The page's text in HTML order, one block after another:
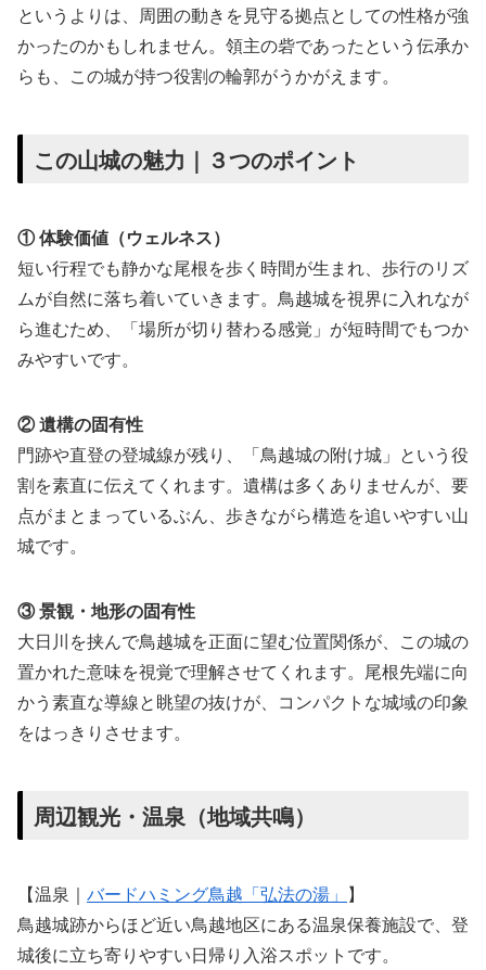
というよりは、周囲の動きを見守る拠点としての性格が強
かったのかもしれません。領主の砦であったという伝承か
らも、この城が持つ役割の輪郭がうかがえます。
この山城の魅力｜３つのポイント
① 体験価値（ウェルネス）
短い行程でも静かな尾根を歩く時間が生まれ、歩行のリズ
ムが自然に落ち着いていきます。鳥越城を視界に入れなが
ら進むため、「場所が切り替わる感覚」が短時間でもつか
みやすいです。
② 遺構の固有性
門跡や直登の登城線が残り、「鳥越城の附け城」という役
割を素直に伝えてくれます。遺構は多くありませんが、要
点がまとまっているぶん、歩きながら構造を追いやすい山
城です。
③ 景観・地形の固有性
大日川を挟んで鳥越城を正面に望む位置関係が、この城の
置かれた意味を視覚で理解させてくれます。尾根先端に向
かう素直な導線と眺望の抜けが、コンパクトな城域の印象
をはっきりさせます。
周辺観光・温泉（地域共鳴）
【温泉｜ バードハミング鳥越「弘法の湯」 】
鳥越城跡からほど近い鳥越地区にある温泉保養施設で、登
城後に立ち寄りやすい日帰り入浴スポットです。